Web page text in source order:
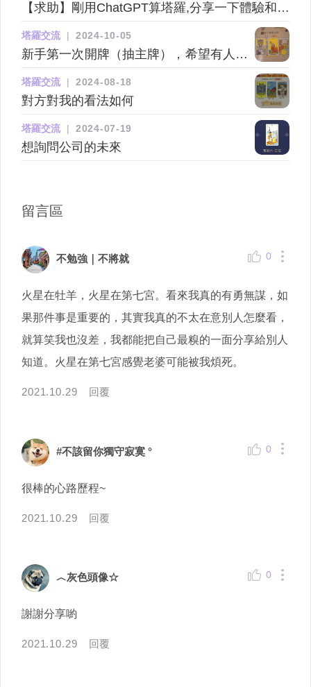
【求助】剛用ChatGPT算塔羅,分享一下體驗和心
得~
塔羅交流 | 2024-10-05
新手第一次開牌（抽主牌），希望有人能
幫忙解釋
塔羅交流 | 2024-08-18
對方對我的看法如何
塔羅交流 | 2024-07-19
想詢問公司的未來
留言區
不勉強｜不將就 0
火星在牡羊，火星在第七宮。看來我真的有勇無謀，如
果那件事是重要的，其實我真的不太在意別人怎麼看，
就算笑我也沒差，我都能把自己最糗的一面分享給別人
知道。火星在第七宮感覺老婆可能被我煩死。
2021.10.29 回覆
#不該留你獨守寂寞 ° 0
很棒的心路歷程~
2021.10.29 回覆
︿灰色頭像☆ 0
謝謝分享喲
2021.10.29 回覆